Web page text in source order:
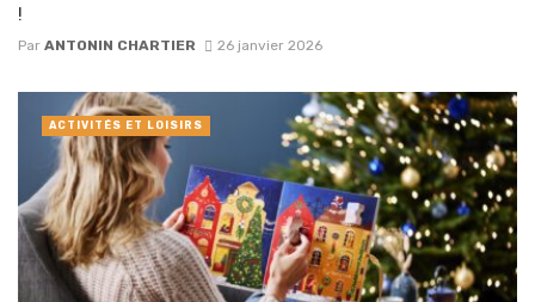
!
Par ANTONIN CHARTIER 26 janvier 2026
ACTIVITÉS ET LOISIRS